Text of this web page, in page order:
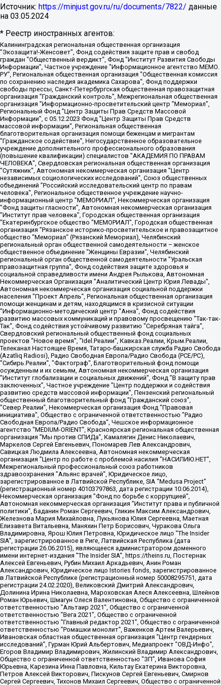
Источник: https://minjust.gov.ru/ru/documents/7822/ данные
на 03.05.2024
* Реестр иностранных агентов:
Калининградская региональная общественная организация "Экозащита!-Женсовет", Фонд содействия защите прав и свобод граждан "Общественный вердикт", Фонд "Институт Развития Свободы Информации", Частное учреждение "Информационное агентство МЕМО. РУ", Региональная общественная организация "Общественная комиссия по сохранению наследия академика Сахарова", Фонд поддержки свободы прессы, Санкт-Петербургская общественная правозащитная организация "Гражданский контроль", Межрегиональная общественная организация "Информационно-просветительский центр "Мемориал", Региональный Фонд "Центр Защиты Прав Средств Массовой Информации", с 05.12.2023 Фонд "Центр Защиты Прав Средств массовой информации", Региональная общественная благотворительная организация помощи беженцам и мигрантам "Гражданское содействие", Негосударственное образовательное учреждение дополнительного профессионального образования (повышение квалификации) специалистов "АКАДЕМИЯ ПО ПРАВАМ ЧЕЛОВЕКА", Свердловская региональная общественная организация "Сутяжник", Автономная некоммерческая организация "Центр независимых социологических исследований", Союз общественных объединений "Российский исследовательский центр по правам человека", Региональное общественное учреждение научно-информационный центр "МЕМОРИАЛ", Некоммерческая организация "Фонд защиты гласности", Автономная некоммерческая организация "Институт прав человека", Городская общественная организация "Екатеринбургское общество "МЕМОРИАЛ", Городская общественная организация "Рязанское историко-просветительское и правозащитное общество "Мемориал" (Рязанский Мемориал), Челябинский региональный орган общественной самодеятельности – женское общественное объединение "Женщины Евразии", Челябинский региональный орган общественной самодеятельности "Уральская правозащитная группа", Фонд содействия защите здоровья и социальной справедливости имени Андрея Рылькова, Автономная Некоммерческая Организация "Аналитический Центр Юрия Левады", Автономная некоммерческая организация социальной поддержки населения "Проект Апрель", Региональная общественная организация помощи женщинам и детям, находящимся в кризисной ситуации "Информационно-методический центр "Анна", Фонд содействия развитию массовых коммуникаций и правовому просвещению "Так-так-Так", Фонд содействия устойчивому развитию "Серебряная тайга", Свердловский региональный общественный фонд социальных проектов "Новое время", "Idel.Реалии", Кавказ.Реалии, Крым.Реалии, Телеканал Настоящее Время, Татаро-башкирская служба Радио Свобода (Azatliq Radiosi), Радио Свободная Европа/Радио Свобода (PCE/PC), "Сибирь.Реалии", "Фактограф", Благотворительный фонд помощи осужденным и их семьям, Автономная некоммерческая организация "Институт глобализации и социальных движений", Фонд "В защиту прав заключенных", Частное учреждение "Центр поддержки и содействия развитию средств массовой информации", Пензенский региональный общественный благотворительный фонд "Гражданский союз", "Север.Реалии", Некоммерческая организация Фонд "Правовая инициатива", Общество с ограниченной ответственностью "Радио Свободная Европа/Радио Свобода", Чешское информационное агентство "MEDIUM-ORIENT", Красноярская региональная общественная организация "Мы против СПИДа", Камалягин Денис Николаевич, Маркелов Сергей Евгеньевич, Пономарев Лев Александрович, Савицкая Людмила Алексеевна, Автономная некоммерческая организация "Центр по работе с проблемой насилия "НАСИЛИЮ.НЕТ", Межрегиональный профессиональный союз работников здравоохранения "Альянс врачей", Юридическое лицо, зарегистрированное в Латвийской Республике, SIA "Medusa Project" (регистрационный номер 40103797863, дата регистрации 10.06.2014), Некоммерческая организация "Фонд по борьбе с коррупцией", Автономная некоммерческая организация "Институт права и публичной политики", Баданин Роман Сергеевич, Гликин Максим Александрович, Железнова Мария Михайловна, Лукьянова Юлия Сергеевна, Маетная Елизавета Витальевна, Маняхин Петр Борисович, Чуракова Ольга Владимировна, Ярош Юлия Петровна, Юридическое лицо "The Insider SIA", зарегистрированное в Риге, Латвийская Республика (дата регистрации 26.06.2015), являющееся администратором доменного имени интернет-издания "The Insider SIA", https://theins.ru, Постернак Алексей Евгеньевич, Рубин Михаил Аркадьевич, Анин Роман Александрович, Юридическое лицо Istories fonds, зарегистрированное в Латвийской Республике (регистрационный номер 50008295751, дата регистрации 24.02.2020), Великовский Дмитрий Александрович, Долинина Ирина Николаевна, Мароховская Алеся Алексеевна, Шлейнов Роман Юрьевич, Шмагун Олеся Валентиновна, Общество с ограниченной ответственностью "Альтаир 2021", Общество с ограниченной ответственностью "Вега 2021", Общество с ограниченной ответственностью "Главный редактор 2021", Общество с ограниченной ответственностью "Ромашки монолит", Важенков Артем Валерьевич, Ивановская областная общественная организация "Центр гендерных исследований", Гурман Юрий Альбертович, Медиапроект "ОВД-Инфо", Егоров Владимир Владимирович, Жилинский Владимир Александрович, Общество с ограниченной ответственностью "ЗП", Иванова София Юрьевна, Карезина Инна Павловна, Кильтау Екатерина Викторовна, Петров Алексей Викторович, Пискунов Сергей Евгеньевич, Смирнов Сергей Сергеевич, Тихонов Михаил Сергеевич, Общество с ограниченной ответственностью "ЖУРНАЛИСТ-ИНОСТРАННЫЙ АГЕНТ", Арапова Галина Юрьевна, Вольтская Татьяна Анатольевна, Американская компания "Mason G.E.S. Anonymous Foundation" (США), являющаяся владельцем интернет-издания https://mnews.world/, Компания "Stichting Bellingcat", зарегистрированная в Нидерландах (дата регистрации 11.07.2018), Захаров Андрей Вячеславович, Клепиковская Екатерина Дмитриевна, Общество с ограниченной ответственностью "МЕМО", Перл Роман Александрович, Симонов Евгений Алексеевич, Соловьева Елена Анатольевна, Сотников Даниил Владимирович, Сурначева Елизавета Дмитриевна, Автономная некоммерческая организация по защите прав человека и информированию населения "Якутия – Наше Мнение", Общество с ограниченной ответственностью "Москоу диджитал медиа", с 26.01.2023 Общество с ограниченной ответственностью "Чайка Белые сады", Ветошкина Валерия Валерьевна, Заговора Максим Александрович, Межрегиональное общественное движение "Российская ЛГБТ - сеть", Оленичев Максим Владимирович, Павлов Иван Юрьевич, Скворцова Елена Сергеевна, Общество с ограниченной ответственностью "Как бы инагент", Кочетков Игорь Викторович, Общество с ограниченной ответственностью "Честные выборы", Еланчик Олег Александрович, Общество с ограниченной ответственностью "Нобелевский призыв", Гималова Регина Эмилевна, Григорьев Андрей Валерьевич, Григорьева Алина Александровна, Ассоциация по содействию защите прав призывников, альтернативнослужащих и военнослужащих "Правозащитная группа "Гражданин.Армия.Право", Хисамова Регина Фаритовна, Автономная некоммерческая организация по реализации социально-правовых программ "Лилит", Дальневосточное общественное движение "Маяк", Санкт-Петербургская ЛГБТ-инициативная группа "Выход", Инициативная группа ЛГБТ+ "Реверс", Алексеев Андрей Викторович, Бекбулатова Таисия Львовна, Беляев Иван Михайлович, Владыкина Елена Сергеевна, Гельман Марат Александрович, Никульшина Вероника Юрьевна, Толоконникова Надежда Андреевна, Шендерович Виктор Анатольевич, Общество с ограниченной ответственностью "Данное сообщение", Общество с ограниченной ответственностью Издательский дом "Новая глава", Айнбиндер Александра Александровна, Московский комьюнити-центр для ЛГБТ+инициатив, Благотворительный фонд развития филантропии, Deutsche Welle (Германия, Kurt-Schumacher-Strasse 3, 53113 Bonn), Борзунова Мария Михайловна, Воробьев Виктор Викторович, Голубева Анна Львовна, Константинова Алла Михайловна, Малкова Ирина Владимировна, Мурадов Мурад Абдулгалимович, Осетинская Елизавета Николаевна, Понасенков Евгений Николаевич, Ганапольский Матвей Юрьевич, Киселев Евгений Алексеевич, Борухович Ирина Григорьевна, Дремин Иван Тимофеевич, Дубровский Дмитрий Викторович, Красноярская региональная общественная организация поддержки и развития альтернативных образовательных технологий и межкультурных коммуникаций "ИНТЕРРА", Маяковская Екатерина Алексеевна, Фейгин Марк Захарович, Филимонов Андрей Викторович, Дзугкоева Регина Николаевна, Доброхотов Роман Александрович, Дудь Юрий Александрович, Елкин Сергей Владимирович, Кругликов Кирилл Игоревич, Сабунаева Мария Леонидовна, Семенов Алексей Владимирович, Шаинян Карен Багратович, Шульман Екатерина Михайловна, Асафьев Артур Валерьевич, Вахштайн Виктор Семенович, Венедиктов Алексей Алексеевич, Лушникова Екатерина Евгеньевна, Волков Леонид Михайлович, Невзоров Александр Глебович, Пархоменко Сергей Борисович, Сироткин Ярослав Николаевич, Кара-Мурза Владимир Владимирович, Баранова Наталья Владимировна, Гозман Леонид Яковлевич, Кагарлицкий Борис Юльевич, Климарев Михаил Валерьевич, Милов Владимир Станиславович, Автономная некоммерческая организация Краснодарский центр современного искусства "Типография", Моргенштерн Алишер Тагирович, Соболь Любовь Эдуардовна, Общество с ограниченной ответственностью "ЛИЗА НОРМ", Каспаров Гарри Кимович, Ходорковский Михаил Борисович, Общество с ограниченной ответственностью "Апрельские тезисы", Данилович Ирина Брониславовна, Кашин Олег Владимирович, Петров Николай Владимирович, Пивоваров Алексей Владимирович, Соколов Михаил Владимирович, Цветкова Юлия Владимировна, Чичваркин Евгений Александрович, Комитет против пыток/Команда против пыток, Общество с ограниченной ответственностью "Первый научный", Общество с ограниченной ответственностью "Вертолет и ко", Белоцерковская Вероника Борисовна, Кац Максим Евгеньевич, Лазарева Татьяна Юрьевна, Шаведдинов Руслан Табризович, Яшин Илья Валерьевич, Общество с ограниченной ответственностью "Иноагент ААВ", Алешковский Дмитрий Петрович, Альбац Евгения Марковна, Быков Дмитрий Львович, Галямина Юлия Евгеньевна, Лойко Сергей Леонидович, Мартынов Кирилл Константинович, Медведев Сергей Александрович, Крашенинников Федор Геннадиевич, Гордеева Катерина Вл